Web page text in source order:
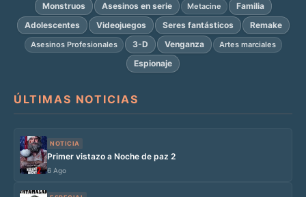
Monstruos
Asesinos en serie Metacine
Familia
Adolescentes
Videojuegos Seres fantásticos Remake
Asesinos Profesionales 3-D Venganza Artes marciales
Espionaje
ÚLTIMAS NOTICIAS
NOTICIA
Primer vistazo a Noche de paz 2
6 Ago